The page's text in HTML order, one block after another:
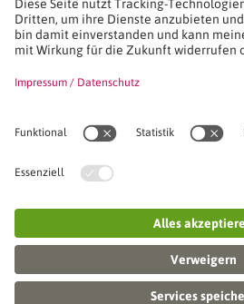
Seminare
Seminardatenbank
Inhouseanfragen
Seminarreihen
VWA stellt sich vor
Unser SVWA-Team
Veranstaltungsorte und Raumanmietung